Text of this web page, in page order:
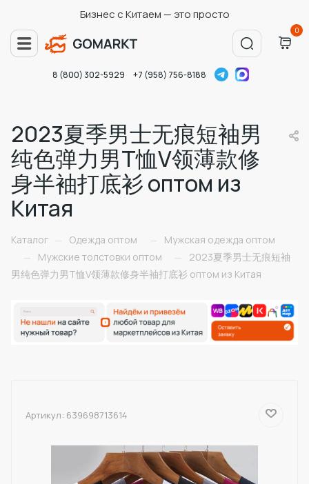
Бизнес с Китаем — это просто
0
8 (800) 302-5929 +7 (958) 756-8188
2023夏季男士无痕短袖男
纯色弹力男T恤V领薄款修
身半袖打底衫 оптом из
Китая
Каталог — Одежда оптом —
Мужская одежда оптом
—
Мужские толстовки оптом —
2023夏季男士无痕短袖
男纯色弹力男T恤V领薄款修身半袖打底衫 оптом из Китая
Артикул: 639698713614